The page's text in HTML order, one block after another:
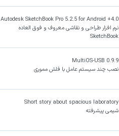
Autodesk SketchBook Pro 5.2.5 for Android +4.0
نرم افزار طراحی و نقاشی معروف و فوق العاده
SketchBook
MultiOS-USB 0.9.9
نصب چند سیستم عامل با فلش مموری
Short story about spacious laboratory
شیمی پیشرفته